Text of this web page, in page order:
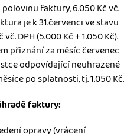
faktury, 6.050 Kč vč.
je k 31.červenci ve stavu
DPH (5.000 Kč + 1.050 Kč).
přiznání za měsíc červenec
odpovídající neuhrazené
po splatnosti, tj. 1.050 Kč.
faktury:
opravy (vrácení